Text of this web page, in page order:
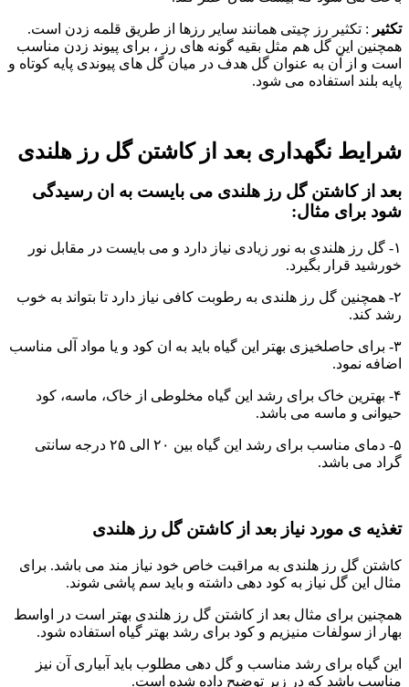
تکثیر : تکثیر رز چیتی همانند سایر رزها از طریق قلمه زدن است.
همچنین این گل هم مثل بقیه گونه های رز ، برای پیوند زدن مناسب
است و از آن به عنوان گل هدف در میان گل های پیوندی پایه کوتاه و
پایه بلند استفاده می شود.
شرایط نگهداری بعد از کاشتن گل رز هلندی
بعد از کاشتن گل رز هلندی می بایست به ان رسیدگی
شود برای مثال:
۱- گل رز هلندی به نور زیادی نیاز دارد و می بایست در مقابل نور
خورشید قرار بگیرد.
۲- همچنین گل رز هلندی به رطوبت کافی نیاز دارد تا بتواند به خوب
رشد کند.
۳- برای حاصلخیزی بهتر این گیاه باید به ان کود و یا مواد آلی مناسب
اضافه نمود.
۴- بهترین خاک برای رشد این گیاه مخلوطی از خاک، ماسه، کود
حیوانی و ماسه می باشد.
۵- دمای مناسب برای رشد این گیاه بین ۲۰ الی ۲۵ درجه سانتی
گراد می باشد.
تغذیه ی مورد نیاز بعد از کاشتن گل رز هلندی
کاشتن گل رز هلندی به مراقبت خاص خود نیاز مند می باشد. برای
مثال این گل نیاز به کود دهی داشته و باید سم پاشی شوند.
همچنین برای مثال بعد از کاشتن گل رز هلندی بهتر است در اواسط
بهار از سولفات منیزیم و کود برای رشد بهتر گیاه استفاده شود.
این گیاه برای رشد مناسب و گل دهی مطلوب باید آبیاری آن نیز
مناسب باشد که در زیر توضیح داده شده است.